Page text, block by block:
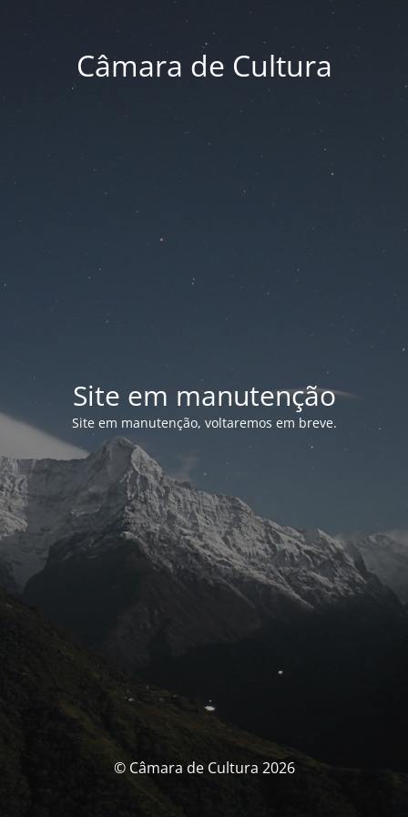
Câmara de Cultura
Site em manutenção
Site em manutenção, voltaremos em breve.
© Câmara de Cultura 2026